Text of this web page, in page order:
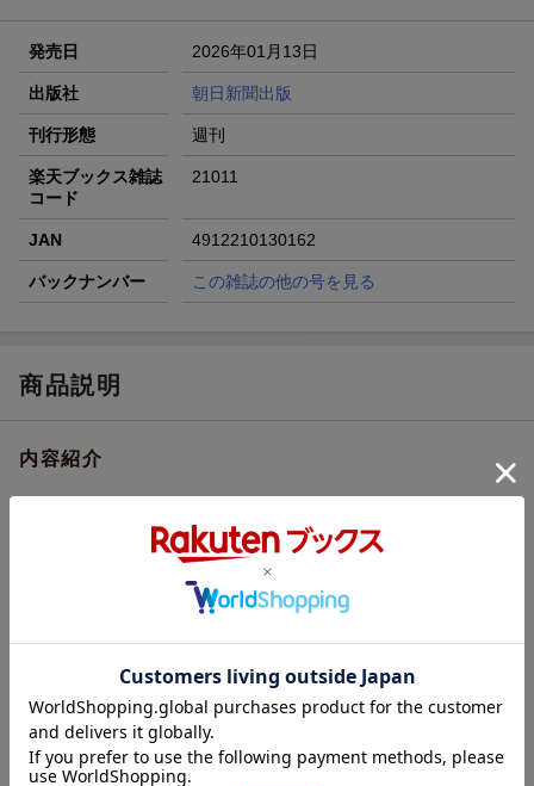
条件達成で楽天限定・宝塚歌劇 宙組貸切公演ペアチケット
が当たる
エントリー＆条件達成で『鬼滅の刃』オリジナルきんちゃく
袋が当たる！
発売日 2026年01月13日
出版社 朝日新聞出版
刊行形態 週刊
楽天ブックス雑誌
コード
21011
JAN 4912210130162
バックナンバー この雑誌の他の号を見る
商品説明
内容紹介
2026年1月16日から第2期の放送が始まるTVアニメ『葬送のフリ
ーレン』の主人公フリーレンが表紙に登場します。AERA表紙フォ
トグラファーの蜷川実花の生み出す美しい世界に入り込んだフリ
ーレンは必見です。中面にも関連記事を計6ページにわたって掲
くのかを考察します。記事では、アニメーションプロデューサー
の福士裕一郎氏や第2期監督の北川朋哉氏らが、原作の繊細な世界
観を映像化する上でのこだわりや、作品に込めた思いを語りま
す。漫画の担当編集者へのインタビューもあります。制作陣の熱